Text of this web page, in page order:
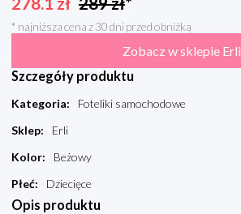
* najniższa cena z 30 dni przed obniżką
Zobacz w sklepie Erli
Szczegóły produktu
Kategoria:
Foteliki samochodowe
Sklep:
Erli
Kolor:
Beżowy
Płeć: Dziecięce
Opis produktu